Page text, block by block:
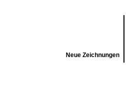
Neue Zeichnungen